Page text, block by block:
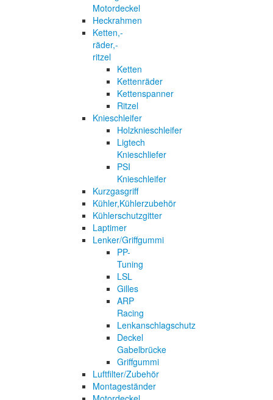
Motordeckel
Heckrahmen
Ketten,-
räder,-
ritzel
Ketten
Kettenräder
Kettenspanner
Ritzel
Knieschleifer
Holzknieschleifer
Ligtech
Knieschliefer
PSI
Knieschleifer
Kurzgasgriff
Kühler,Kühlerzubehör
Kühlerschutzgitter
Laptimer
Lenker/Griffgummi
PP-
Tuning
LSL
Gilles
ARP
Racing
Lenkanschlagschutz
Deckel
Gabelbrücke
Griffgummi
Luftfilter/Zubehör
Montageständer